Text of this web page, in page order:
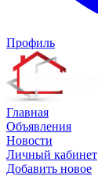
Профиль
Главная
Объявления
Новости
Личный кабинет
Добавить новое